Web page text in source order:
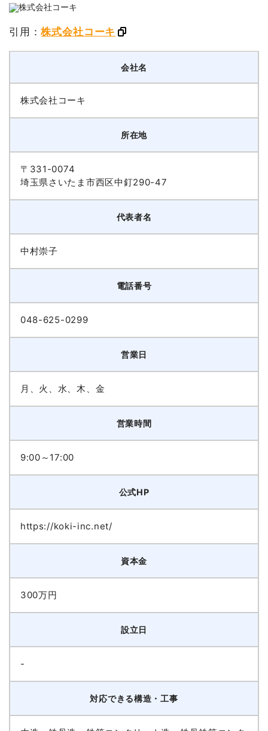
引用：株式会社コーキ
会社名
株式会社コーキ
所在地
〒331-0074
埼玉県さいたま市西区中釘290-47
代表者名
中村崇子
電話番号
048-625-0299
営業日
月、火、水、木、金
営業時間
9:00～17:00
公式HP
https://koki-inc.net/
資本金
300万円
設立日
-
対応できる構造・工事